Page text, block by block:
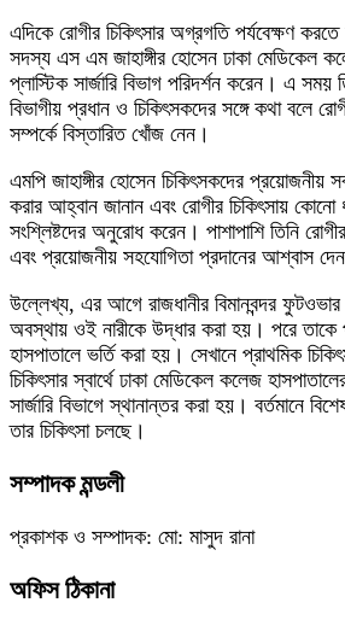
এদিকে রোগীর চিকিৎসার অগ্রগতি পর্যবেক্ষণ
সদস্য এস এম জাহাঙ্গীর হোসেন ঢাকা মেডিকেল
প্লাস্টিক সার্জারি বিভাগ পরিদর্শন করেন। এ সময়
বিভাগীয় প্রধান ও চিকিৎসকদের সঙ্গে কথা বলে
সম্পর্কে বিস্তারিত খোঁজ নেন।
এমপি জাহাঙ্গীর হোসেন চিকিৎসকদের প্রয়োজনীয় সব
করার আহ্বান জানান এবং রোগীর চিকিৎসায় কোনো
সংশ্লিষ্টদের অনুরোধ করেন। পাশাপাশি তিনি
এবং প্রয়োজনীয় সহযোগিতা প্রদানের আশ্বাস
উল্লেখ্য, এর আগে রাজধানীর বিমানবন্দর
অবস্থায় ওই নারীকে উদ্ধার করা হয়। পরে তাকে
হাসপাতালে ভর্তি করা হয়। সেখানে প্রাথমিক
চিকিৎসার স্বার্থে ঢাকা মেডিকেল কলেজ
সার্জারি বিভাগে স্থানান্তর করা হয়। বর্তমানে
তার চিকিৎসা চলছে।
সম্পাদক মন্ডলী
প্রকাশক ও সম্পাদক: মো: মাসুদ রানা
অফিস ঠিকানা